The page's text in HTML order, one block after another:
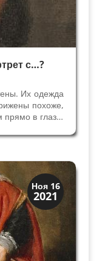
с…?
Их одежда
похоже,
в глаза.
на приятеля?
Ноя 16
2021